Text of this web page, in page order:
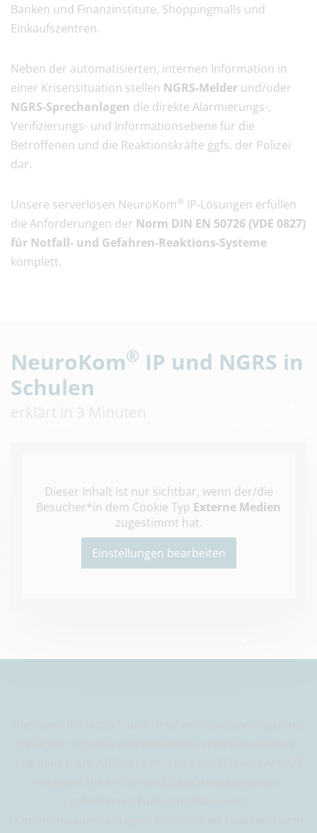
Banken und Finanzinstitute, Shoppingmalls und
Einkaufszentren.
Neben der automatisierten, internen Information in
einer Krisensituation stellen NGRS-Melder und/oder
NGRS-Sprechanlagen die direkte Alarmierungs-,
Verifizierungs- und Informationsebene für die
Betroffenen und die Reaktionskräfte ggfs. der Polizei
dar.
Unsere serverlosen NeuroKom® IP-Lösungen erfüllen
die Anforderungen der Norm DIN EN 50726 (VDE 0827)
für Notfall- und Gefahren-Reaktions-Systeme
komplett.
NeuroKom® IP und NGRS in
Schulen
erklärt in 3 Minuten
Dieser Inhalt ist nur sichtbar, wenn der/die
Besucher*in dem Cookie Typ Externe Medien
zugestimmt hat.
Einstellungen bearbeiten